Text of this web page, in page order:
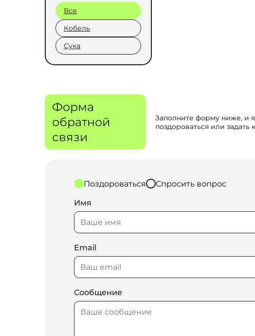
Все
Кобель
Сука
Форма
обратной
связи
Заполните форму ниже, и
поздороваться или
Поздороваться Спросить вопрос
Имя
Email
Сообщение